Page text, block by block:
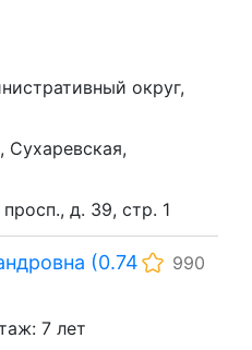
округ,
д. 39, стр. 1
(0.74
990
7 лет